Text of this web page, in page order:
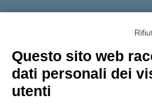
Tutti gli argomenti
Amministrazione Trasparente
Dichiarazione di accessibilità
Seguici su:
Questo sito web
dati personali dei
utenti